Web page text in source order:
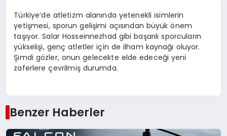
Türkiye’de atletizm alanında yetenekli isimlerin
yetişmesi, sporun gelişimi açısından büyük önem
taşıyor. Salar Hosseinnezhad gibi başarılı sporcuların
yükselişi, genç atletler için de ilham kaynağı oluyor.
Şimdi gözler, onun gelecekte elde edeceği yeni
zaferlere çevrilmiş durumda.
Benzer Haberler